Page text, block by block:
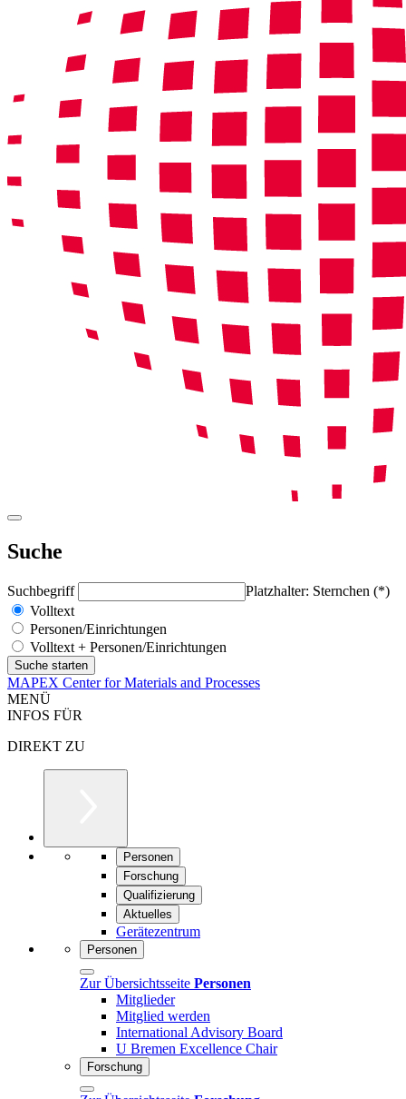
Suche
Suchbegriff
Platzhalter: Sternchen (*)
Volltext
Personen/Einrichtungen
Volltext + Personen/Einrichtungen
MAPEX Center for Materials and Processes
MENÜ
INFOS FÜR
DIREKT ZU
Personen
Forschung
Qualifizierung
Aktuelles
Gerätezentrum
Personen
Zur Übersichtsseite Personen
Mitglieder
Mitglied werden
International Advisory Board
U Bremen Excellence Chair
Forschung